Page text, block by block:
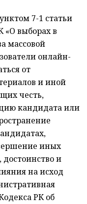
7-1 статьи
«О выборах в
массовой
онлайн-
от
и иной
честь,
кандидата или
иных
и
на исход
РК об